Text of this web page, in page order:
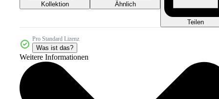
Kollektion Ähnlich
Teilen
Pro Standard Lizenz
Was ist das?
Weitere Informationen